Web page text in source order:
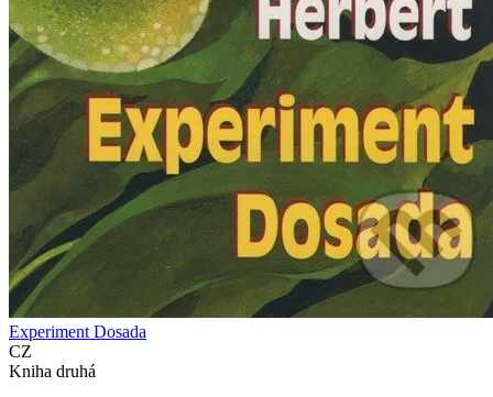
Experiment Dosada
CZ
Kniha druhá